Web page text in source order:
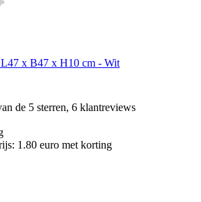
x B47 x H10 cm - Wit
de 5 sterren, 6 klantreviews
1.80 euro met korting